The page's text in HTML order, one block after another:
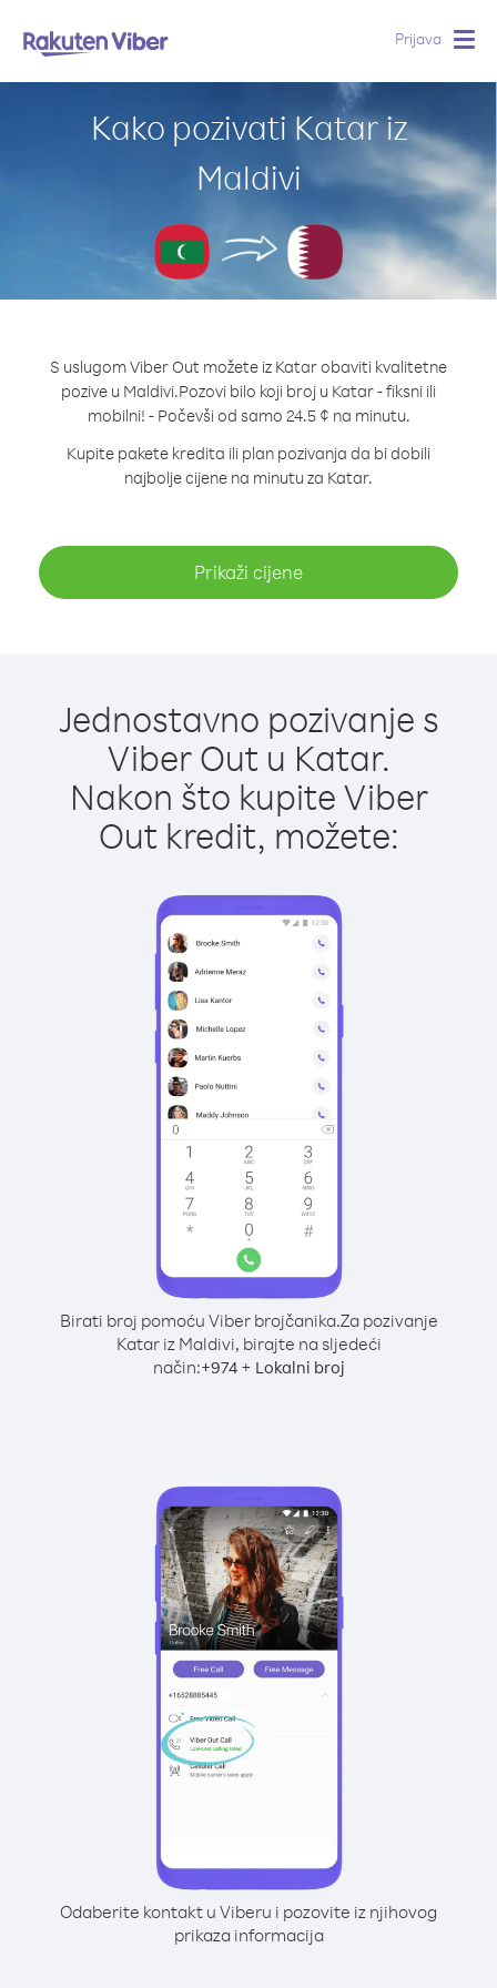
Prijava
Kako pozivati Katar iz
Maldivi
S uslugom Viber Out možete iz Katar obaviti kvalitetne
pozive u Maldivi.Pozovi bilo koji broj u Katar - fiksni ili
mobilni! - Počevši od samo 24.5 ¢ na minutu.
Kupite pakete kredita ili plan pozivanja da bi dobili
najbolje cijene na minutu za Katar.
Prikaži cijene
Jednostavno pozivanje s
Viber Out u Katar.
Nakon što kupite Viber
Out kredit, možete:
Birati broj pomoću Viber brojčanika.Za pozivanje
Katar iz Maldivi, birajte na sljedeći
način:+974+ Lokalni broj
Odaberite kontakt u Viberu i pozovite iz njihovog
prikaza informacija